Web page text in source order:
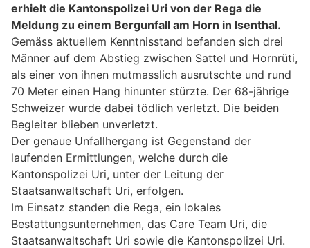
erhielt die Kantonspolizei Uri von der Rega die
Meldung zu einem Bergunfall am Horn in Isenthal.
Gemäss aktuellem Kenntnisstand befanden sich drei
Männer auf dem Abstieg zwischen Sattel und Hornrüti,
als einer von ihnen mutmasslich ausrutschte und rund
70 Meter einen Hang hinunter stürzte. Der 68-jährige
Schweizer wurde dabei tödlich verletzt. Die beiden
Begleiter blieben unverletzt.
Der genaue Unfallhergang ist Gegenstand der
laufenden Ermittlungen, welche durch die
Kantonspolizei Uri, unter der Leitung der
Staatsanwaltschaft Uri, erfolgen.
Im Einsatz standen die Rega, ein lokales
Bestattungsunternehmen, das Care Team Uri, die
Staatsanwaltschaft Uri sowie die Kantonspolizei Uri.